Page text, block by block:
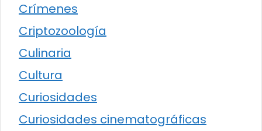
Crímenes
Criptozoología
Culinaria
Cultura
Curiosidades
Curiosidades cinematográficas